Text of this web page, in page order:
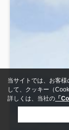
当サイトでは、お客
して、クッキー（
詳しくは、当社の 「